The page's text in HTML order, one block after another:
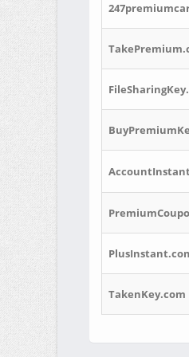
TakenKey.com